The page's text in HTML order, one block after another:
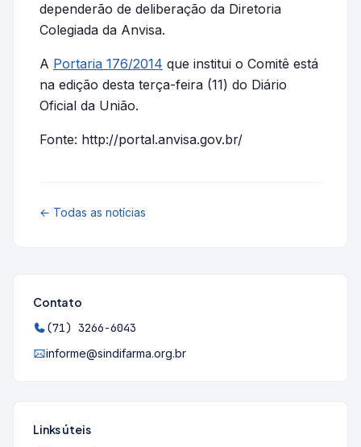
dependerão de deliberação da Diretoria
Colegiada da Anvisa.
A Portaria 176/2014 que institui o Comitê está
na edição desta terça-feira (11) do Diário
Oficial da União.
Fonte: http://portal.anvisa.gov.br/
← Todas as notícias
Contato
(71) 3266-6043
informe@sindifarma.org.br
Links úteis